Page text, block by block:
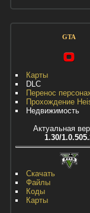
GTA
Карты
DLC
Перенос
Прохождение
Недвижимость
Актуальная
1.30/
Скачать
Файлы
Коды
Карты